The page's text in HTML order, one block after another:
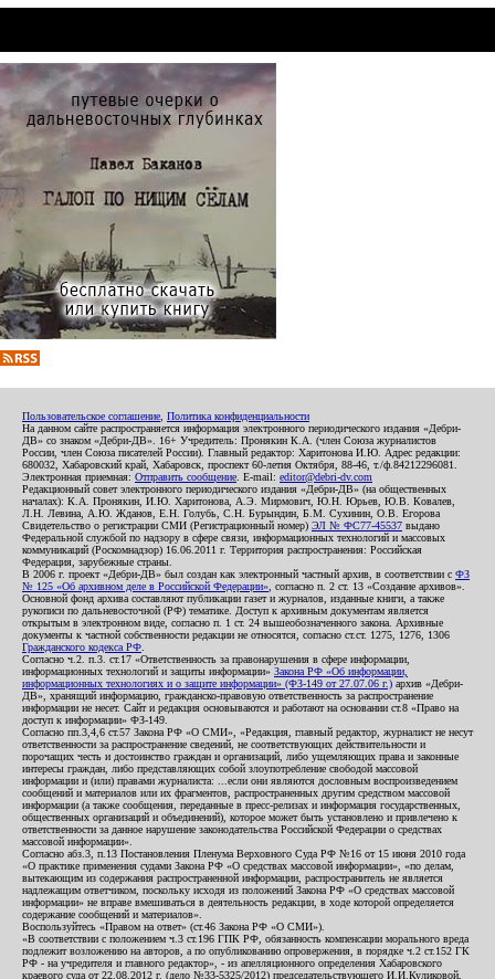
Пользовательское соглашение Политика конфиденциальности
На данном сайте распространяется информация электронного периодического издания «Дебри-
ДВ» со знаком «Дебри-ДВ». 16+ Учредитель: Пронякин К.А. (член Союза журналистов
России, член Союза писателей России). Главный редактор: Харитонова И.Ю. Адрес редакции:
680032, Хабаровский край, Хабаровск, проспект 60-летия Октября, 88-46, т./ф.84212296081.
Электронная приемная: Отправить сообщение . E-mail: editor@debri-dv.com
Редакционный совет электронного периодического издания «Дебри-ДВ» (на общественных
началах): К.А. Пронякин, И.Ю. Харитонова, А.Э. Мирмович, Ю.Н. Юрьев, Ю.В. Ковалев,
Л.Н. Левина, А.Ю. Жданов, Е.Н. Голубь, С.Н. Бурындин, Б.М. Сухинин, О.В. Егорова
Свидетельство о регистрации СМИ (Регистрационный номер) ЭЛ № ФС77-45537 выдано
Федеральной службой по надзору в сфере связи, информационных технологий и массовых
коммуникаций (Роскомнадзор) 16.06.2011 г. Территория распространения: Российская
Федерация, зарубежные страны.
В 2006 г. проект «Дебри-ДВ» был создан как электронный частный архив, в соответствии с ФЗ
№ 125 «Об архивном деле в Российской Федерации» , согласно п. 2 ст. 13 «Создание архивов».
Основной фонд архива составляют публикации газет и журналов, изданные книги, а также
рукописи по дальневосточной (РФ) тематике. Доступ к архивным документам является
открытым в электронном виде, согласно п. 1 ст. 24 вышеобозначенного закона. Архивные
документы к частной собственности редакции не относятся, согласно ст.ст. 1275, 1276, 1306
Гражданского кодекса РФ
Согласно ч.2. п.3. ст.17 «Ответственность за правонарушения в сфере информации,
информационных технологий и защиты информации» Закона РФ «Об информации,
информационных технологиях и о защите информации» (ФЗ-149 от 27.07.06 г.) архив «Дебри-
ДВ», хранящий информацию, гражданско-правовую ответственность за распространение
информации не несет. Сайт и редакция основываются и работают на основании ст.8 «Право на
доступ к информации» ФЗ-149.
Согласно пп.3,4,6 ст.57 Закона РФ «О СМИ», «Редакция, главный редактор, журналист не несут
ответственности за распространение сведений, не соответствующих действительности и
порочащих честь и достоинство граждан и организаций, либо ущемляющих права и законные
интересы граждан, либо представляющих собой злоупотребление свободой массовой
информации и (или) правами журналиста: ...если они являются дословным воспроизведением
сообщений и материалов или их фрагментов, распространенных другим средством массовой
информации (а также сообщения, переданные в пресс-релизах и информация государственных,
общественных организаций и объединений), которое может быть установлено и привлечено к
ответственности за данное нарушение законодательства Российской Федерации о средствах
массовой информации».
Согласно абз.3, п.13 Постановления Пленума Верховного Суда РФ №16 от 15 июня 2010 года
«О практике применения судами Закона РФ «О средствах массовой информации», «по делам,
вытекающим из содержания распространенной информации, распространитель не является
надлежащим ответчиком, поскольку исходя из положений Закона РФ «О средствах массовой
информации» не вправе вмешиваться в деятельность редакции, в ходе которой определяется
содержание сообщений и материалов».
Воспользуйтесь «Правом на ответ» (ст.46 Закона РФ «О СМИ»).
«В соответствии с положением ч.3 ст.196 ГПК РФ, обязанность компенсации морального вреда
подлежит возложению на авторов, а по опубликованию опровержения, в порядке ч.2 ст.152 ГК
РФ - на учредителя и главного редактор», - из апелляционного определения Хабаровского
краевого суда от 22.08.2012 г. (дело №33-5325/2012) председательствующего И.И.Куликовой,